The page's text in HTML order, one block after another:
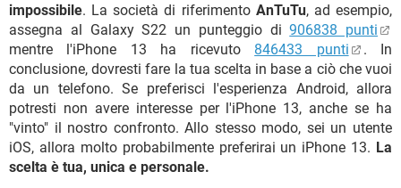
impossibile. La società di riferimento AnTuTu, ad esempio,
assegna al Galaxy S22 un punteggio di906838 punti
mentre l'iPhone 13 ha ricevuto 846433 punti
. In
conclusione, dovresti fare la tua scelta in base a ciò che vuoi
da un telefono. Se preferisci l'esperienza Android, allora
potresti non avere interesse per l'iPhone 13, anche se ha
"vinto" il nostro confronto. Allo stesso modo, sei un utente
iOS, allora molto probabilmente preferirai un iPhone 13. La
scelta è tua, unica e personale.